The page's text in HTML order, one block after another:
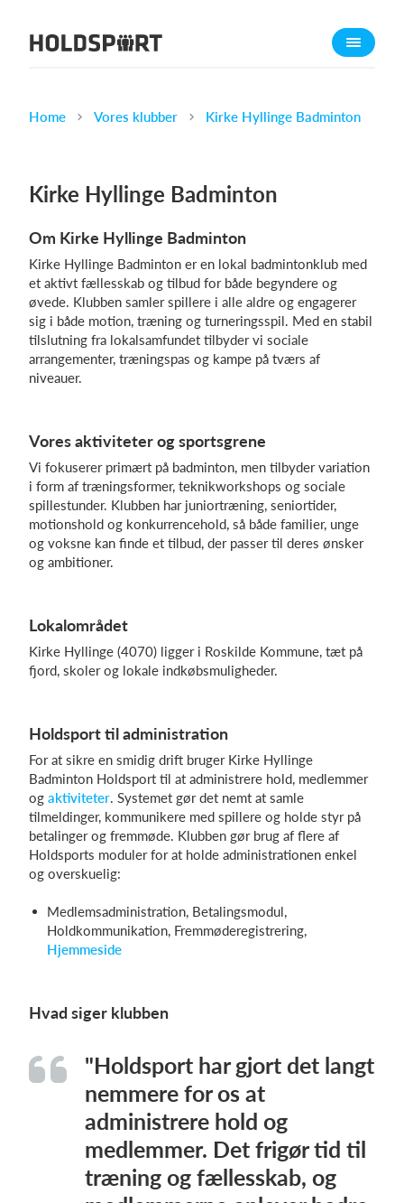
Om Holdsport
Funktioner
Kalender
Kontingentopkrævning
Hjemmeside
Webshop
Billetsystem
Log på
Home Vores klubber Kirke Hyllinge Badminton
Kirke Hyllinge Badminton
Om Kirke Hyllinge Badminton
Kirke Hyllinge Badminton er en lokal badmintonklub med
et aktivt fællesskab og tilbud for både begyndere og
øvede. Klubben samler spillere i alle aldre og engagerer
sig i både motion, træning og turneringsspil. Med en stabil
tilslutning fra lokalsamfundet tilbyder vi sociale
arrangementer, træningspas og kampe på tværs af
niveauer.
Vores aktiviteter og sportsgrene
Vi fokuserer primært på badminton, men tilbyder variation
i form af træningsformer, teknikworkshops og sociale
spillestunder. Klubben har juniortræning, seniortider,
motionshold og konkurrencehold, så både familier, unge
og voksne kan finde et tilbud, der passer til deres ønsker
og ambitioner.
Lokalområdet
Kirke Hyllinge (4070) ligger i Roskilde Kommune, tæt på
fjord, skoler og lokale indkøbsmuligheder.
Holdsport til administration
For at sikre en smidig drift bruger Kirke Hyllinge
Badminton Holdsport til at administrere hold, medlemmer
og aktiviteter. Systemet gør det nemt at samle
tilmeldinger, kommunikere med spillere og holde styr på
betalinger og fremmøde. Klubben gør brug af flere af
Holdsports moduler for at holde administrationen enkel
og overskuelig:
Medlemsadministration, Betalingsmodul,
Holdkommunikation, Fremmøderegistrering,
Hjemmeside
Hvad siger klubben
"Holdsport har gjort det langt
nemmere for os at
administrere hold og
medlemmer. Det frigør tid til
træning og fællesskab, og